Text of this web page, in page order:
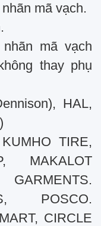
mã vạch.
mã vạch
thay phụ
HAL,
TIRE,
MAKALOT
POSCO.
CIRCLE